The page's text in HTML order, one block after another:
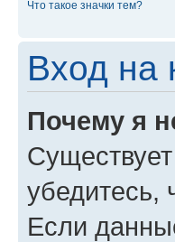
Что такое значки тем?
Вход на
Почему я
убедитесь,
Если